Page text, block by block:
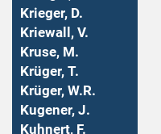
Krieger, D.
Kriewall, V.
Kruse, M.
Krüger, T.
Krüger, W.R.
Kugener, J.
Kuhnert, F.